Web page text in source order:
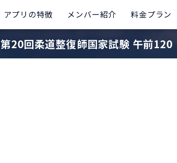
アプリの特徴 メンバー紹介 料金プラン
第20回柔道整復師国家試験 午前120